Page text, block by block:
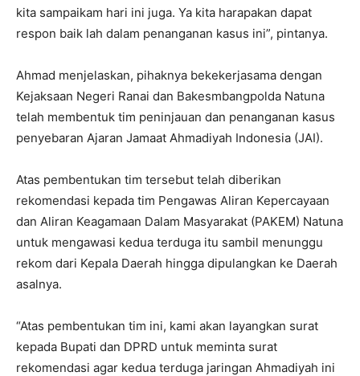
kita sampaikam hari ini juga. Ya kita harapakan dapat
respon baik lah dalam penanganan kasus ini”, pintanya.
Ahmad menjelaskan, pihaknya bekekerjasama dengan
Kejaksaan Negeri Ranai dan Bakesmbangpolda Natuna
telah membentuk tim peninjauan dan penanganan kasus
penyebaran Ajaran Jamaat Ahmadiyah Indonesia (JAI).
Atas pembentukan tim tersebut telah diberikan
rekomendasi kepada tim Pengawas Aliran Kepercayaan
dan Aliran Keagamaan Dalam Masyarakat (PAKEM) Natuna
untuk mengawasi kedua terduga itu sambil menunggu
rekom dari Kepala Daerah hingga dipulangkan ke Daerah
asalnya.
“Atas pembentukan tim ini, kami akan layangkan surat
kepada Bupati dan DPRD untuk meminta surat
rekomendasi agar kedua terduga jaringan Ahmadiyah ini